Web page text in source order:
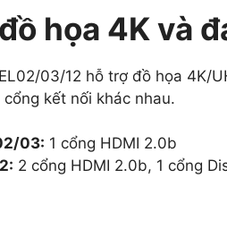
họa 4K và
03/12 hỗ trợ đồ họa 4K/
kết nối khác nhau.
03: 1 cổng HDMI 2.0b
2 cổng HDMI 2.0b, 1 cổng